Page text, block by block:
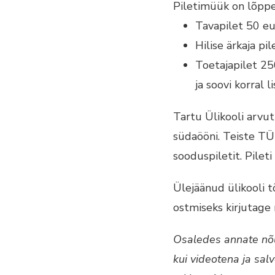
Piletimüük on
Tavapilet 50
Hilise ärkaja
Toetajapilet
ja soovi korral
Tartu Ülikooli
südaööni. Teiste
sooduspiletit. Pileti
Ülejäänud ülikooli
ostmiseks kirjutage
Osaledes annate
kui videotena ja